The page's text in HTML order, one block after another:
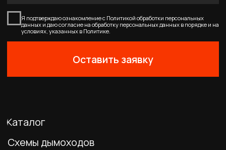
0
Профиль
Избранное
Корзина
Каталог
Главная